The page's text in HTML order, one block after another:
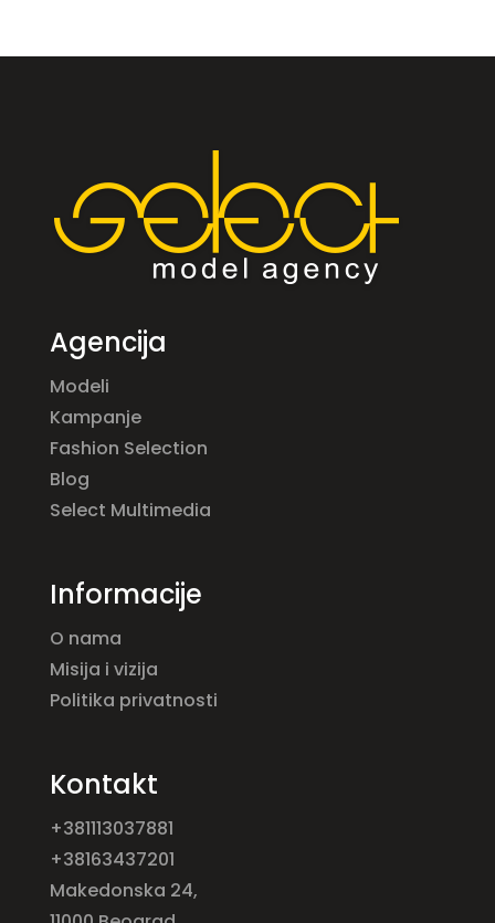
Agencija
Modeli
Kampanje
Fashion Selection
Blog
Select Multimedia
Informacije
O nama
Misija i vizija
Politika privatnosti
Kontakt
+381113037881
+38163437201
Makedonska 24,